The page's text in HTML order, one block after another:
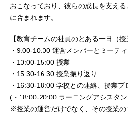
おこなっており、彼らの成長を支え
に含まれます。
【教育チームの社員のとある一日（授
・9:00-10:00 運営メンバーとミーテ
・10:00-15:00 授業
・15:30-16:30 授業振り返り
・16:30-18:00 学校との連絡、授業プ
(・18:00-20:00 ラーニングアシスタ
※授業の運営だけでなく、その授業